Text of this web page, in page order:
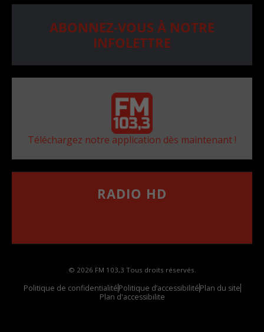
ABONNEZ-VOUS À NOTRE
INFOLETTRE
Téléchargez notre application dès maintenant !
RADIO HD
© 2026 FM 103,3 Tous droits réservés.
Politique de confidentialitéPolitique d’accessibilitéPlan du site
Plan d'accessibilite